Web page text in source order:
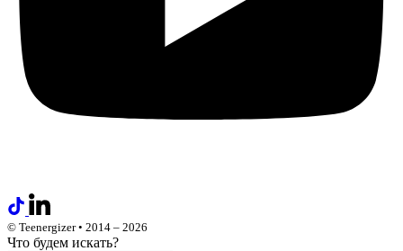
© Teenergizer • 2014 – 2026
Что будем искать?